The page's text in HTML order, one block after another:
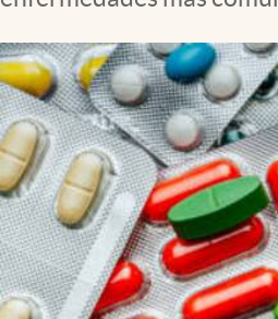
abre en nueva pestaña